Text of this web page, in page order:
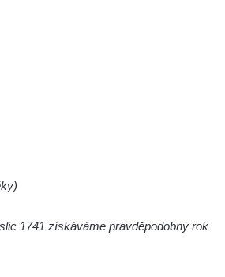
na 2. náměstí v
muka) v ulici ČSLA v
na Václavském
Nepomuckého v
1741 získáváme pravděpodobný rok